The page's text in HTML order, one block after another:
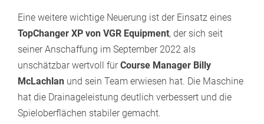
Eine weitere wichtige Neuerung ist der Einsatz eines
TopChanger XP von VGR Equipment, der sich seit
seiner Anschaffung im September 2022 als
unschätzbar wertvoll fürCourse Manager Billy
McLachlan und sein Team erwiesen hat. Die Maschine
hat die Drainageleistung deutlich verbessert und die
Spieloberflächen stabiler gemacht.